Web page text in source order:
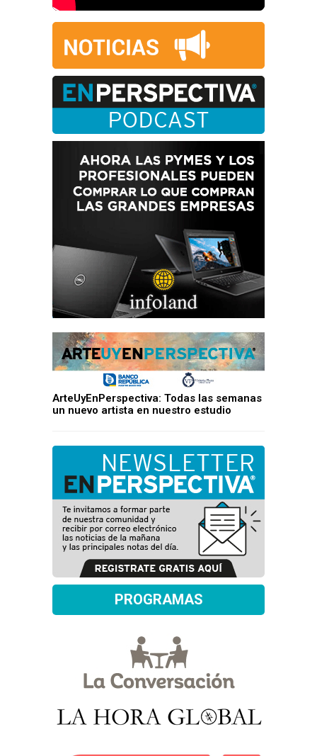
ArteUyEnPerspectiva: Todas las semanas
un nuevo artista en nuestro estudio
PROGRAMAS